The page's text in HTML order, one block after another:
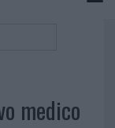
medico